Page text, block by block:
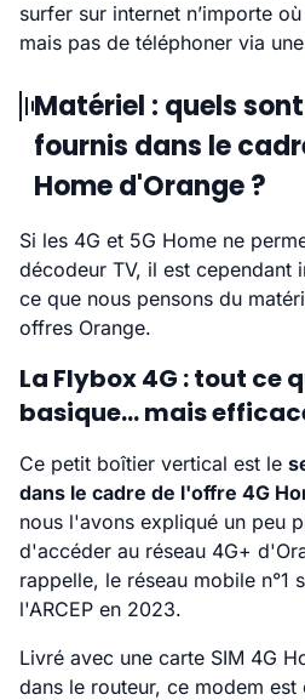
surfer sur internet n’importe
mais pas de téléphoner via
Matériel : quels
fournis dans le
Home d'Orange ?
Si les 4G et 5G Home ne
décodeur TV, il est cependant
ce que nous pensons du
offres Orange.
La Flybox 4G : tout ce
basique... mais
Ce petit boîtier vertical est le
dans le cadre de l'offre 4G
nous l'avons expliqué un peu
d'accéder au réseau 4G+
rappelle, le réseau mobile n°1
l'ARCEP en 2023.
Livré avec une carte SIM 4G
dans le routeur, ce modem